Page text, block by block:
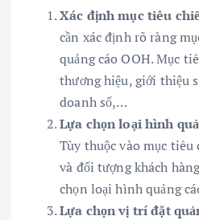
Xác định mục tiêu
cần xác định rõ ràng
quảng cáo OOH. Mục
thương hiệu, giới thiệu
doanh số,…
Lựa chọn loại hình
Tùy thuộc vào mục tiêu
và đối tượng khách
chọn loại hình quảng
Lựa chọn vị trí đặt